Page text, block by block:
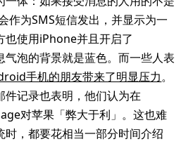
作为SMS短信发出，并显示为一
也使用iPhone并且开启了
泡的背景就是蓝色。而一些人表
手机的朋友带来了明显压力。
件记录也表明，他们认为在
对苹果「弊大于利」。这也难
时，都要花相当一部分时间介绍